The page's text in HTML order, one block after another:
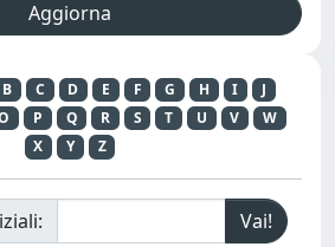
B C D E F G H I
J
P Q R S T U V
W
X
Y Z